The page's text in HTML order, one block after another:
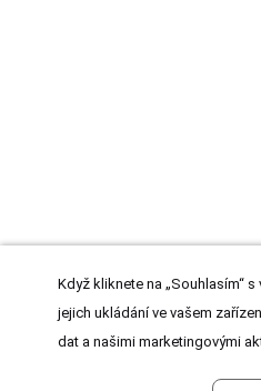
Když kliknete na „Souhlasím“
jejich ukládání ve vašem
dat a našimi marketingovými